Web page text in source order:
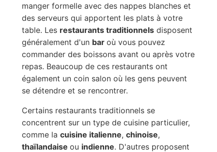
manger formelle avec des nappes blanches et
des serveurs qui apportent les plats à votre
table. Les restaurants traditionnelsdisposent
généralement d'un bar où vous pouvez
commander des boissons avant ou après votre
repas. Beaucoup de ces restaurants ont
également un coin salon où les gens peuvent
se détendre et se rencontrer.
Certains restaurants traditionnels se
concentrent sur un type de cuisine particulier,
comme la cuisine italienne, chinoise,
thaïlandaise ou indienne. D'autres proposent